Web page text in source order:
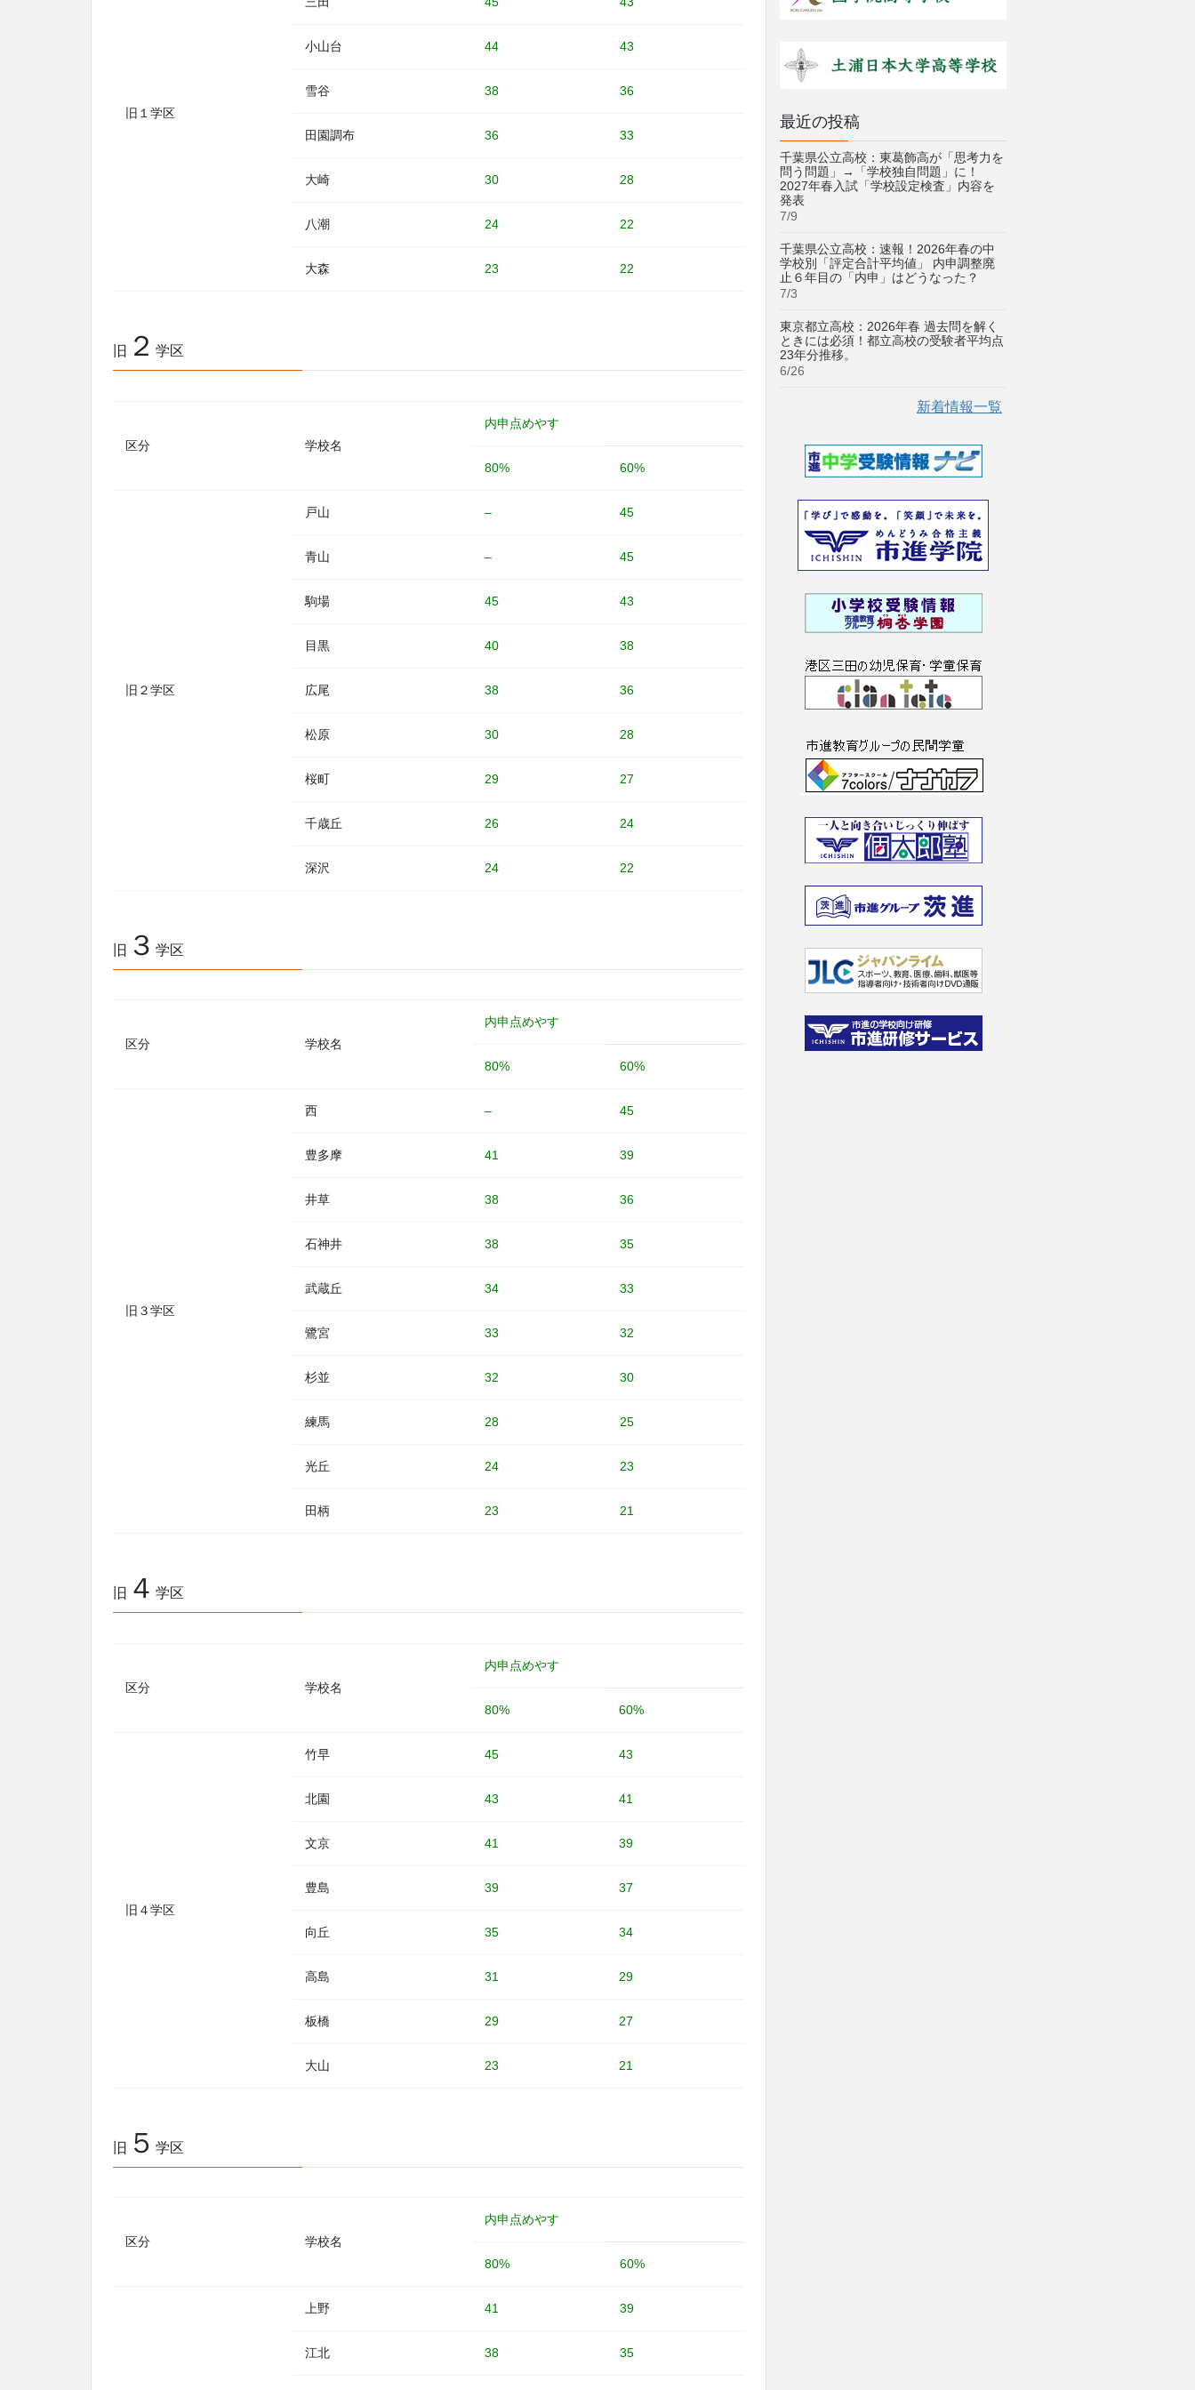
旧１学区
小山台 44 43
雪谷 38 36
田園調布 36 33
大崎 30 28
八潮 24 22
大森 23 22
旧 ２ 学区
区分 学校名
内申点めやす
80% 60%
旧２学区
戸山 – 45
青山 – 45
駒場 45 43
目黒 40 38
広尾 38 36
松原 30 28
桜町 29 27
千歳丘 26 24
深沢 24 22
旧 ３ 学区
区分 学校名
内申点めやす
80% 60%
旧３学区
西 – 45
豊多摩 41 39
井草 38 36
石神井 38 35
武蔵丘 34 33
鷺宮 33 32
杉並 32 30
練馬 28 25
光丘 24 23
田柄 23 21
旧 ４ 学区
区分 学校名
内申点めやす
80% 60%
旧４学区
竹早 45 43
北園 43 41
文京 41 39
豊島 39 37
向丘 35 34
高島 31 29
板橋 29 27
大山 23 21
旧 ５ 学区
区分 学校名
内申点めやす
80% 60%
上野 41 39
江北 38 35
最近の投稿
千葉県公立高校：東葛飾高が「思考力を
問う問題」→「学校独自問題」に！
2027年春入試「学校設定検査」内容を
発表
7/9
千葉県公立高校：速報！2026年春の中
学校別「評定合計平均値」 内申調整廃
止６年目の「内申」はどうなった？
7/3
東京都立高校：2026年春 過去問を解く
ときには必須！都立高校の受験者平均点
23年分推移。
6/26
新着情報一覧